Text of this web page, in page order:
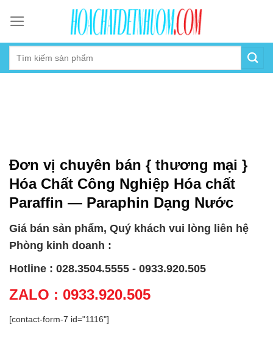
content
Đơn vị chuyên bán { thương mại }
Hóa Chất Công Nghiệp Hóa chất
Paraffin — Paraphin Dạng Nước
Giá bán sản phẩm, Quý khách vui lòng liên hệ
Phòng kinh doanh :
Hotline : 028.3504.5555 - 0933.920.505
ZALO : 0933.920.505
[contact-form-7 id="1116"]